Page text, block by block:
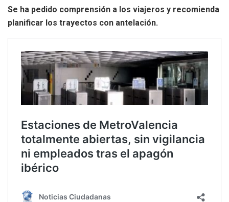
Se ha pedido comprensión a los viajeros y recomienda
planificar los trayectos con antelación.